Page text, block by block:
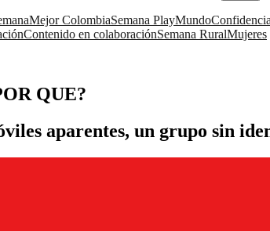
Mejor ColombiaSemana PlayMundo
Contenido en colaboraciónSemana RuralMujeres
QUE?
aparentes, un grupo sin